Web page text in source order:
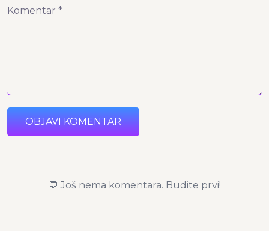
Komentar *
OBJAVI KOMENTAR
💬 Još nema komentara. Budite prvi!